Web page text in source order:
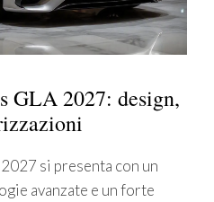
GLA 2027: design,
si presenta con un
avanzate e un forte